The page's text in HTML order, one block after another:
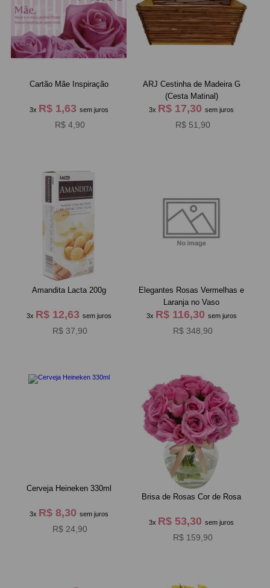
Cartão Mãe Inspiração
3x R$ 1,63 sem juros
R$ 4,90
ARJ Cestinha de Madeira G
(Cesta Matinal)
3x R$ 17,30sem juros
R$ 51,90
Amandita Lacta 200g
3x R$ 12,63 sem juros
R$ 37,90
Elegantes Rosas Vermelhas e
Laranja no Vaso
3x R$ 116,30 sem juros
R$ 348,90
Cerveja Heineken 330ml
3x R$ 8,30 sem juros
R$ 24,90
Brisa de Rosas Cor de Rosa
3x R$ 53,30sem juros
R$ 159,90